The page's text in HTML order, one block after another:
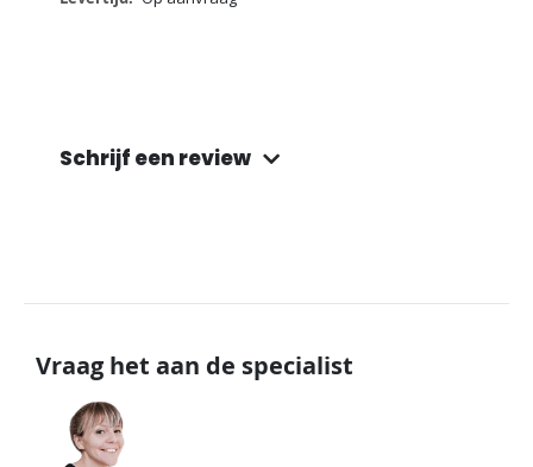
Schrijf een review
Vraag het aan de specialist